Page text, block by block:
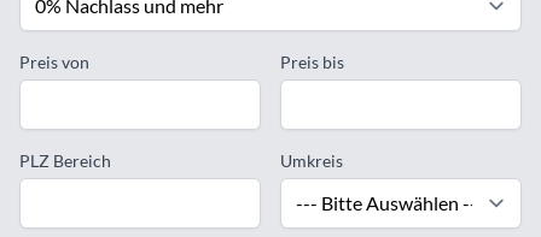
Preis von Preis bis
PLZ Bereich Umkreis